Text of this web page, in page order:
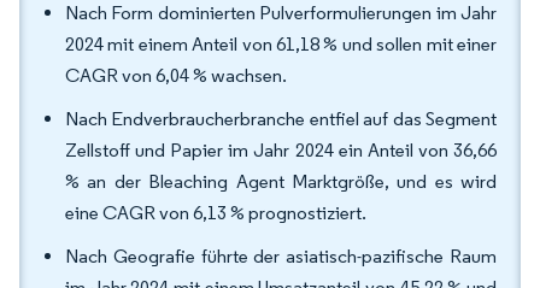
Nach Form dominierten Pulverformulierungen im Jahr
2024 mit einem Anteil von 61,18 % und sollen mit einer
CAGR von 6,04 % wachsen.
Nach Endverbraucherbranche entfiel auf das Segment
Zellstoff und Papier im Jahr 2024 ein Anteil von 36,66
% an der Bleaching Agent Marktgröße, und es wird
eine CAGR von 6,13 % prognostiziert.
Nach Geografie führte der asiatisch-pazifische Raum